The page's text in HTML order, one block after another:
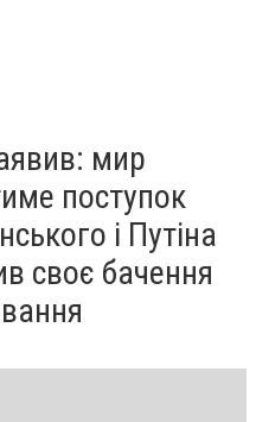
мир
поступок
і Путіна
своє бачення